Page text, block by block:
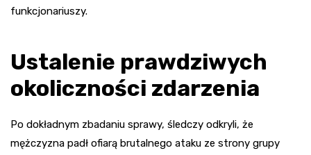
funkcjonariuszy.
Ustalenie prawdziwych
okoliczności zdarzenia
Po dokładnym zbadaniu sprawy, śledczy odkryli, że
mężczyzna padł ofiarą brutalnego ataku ze strony grupy